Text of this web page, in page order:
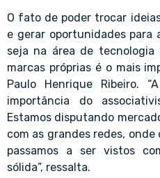
O fato de poder trocar
e gerar oportunidades para
seja na área de
marcas próprias é o mais
Paulo Henrique Ribeiro.
importância do
Estamos disputando
com as grandes redes,
passamos a ser vistos
sólida”, ressalta.